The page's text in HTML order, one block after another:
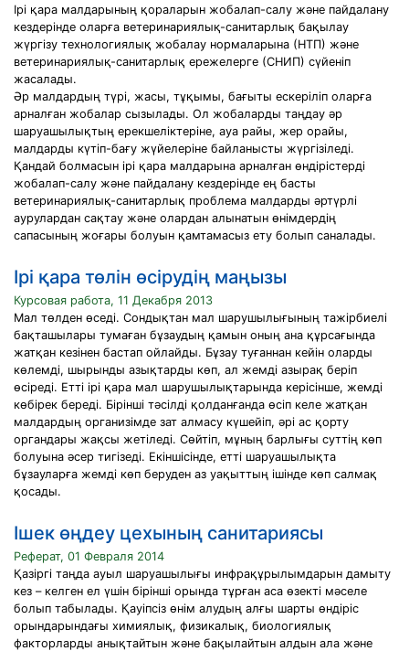
Ірі қара малдарының қораларын жобалап-салу және пайдалану
кездерінде оларға ветеринариялық-санитарлық бақылау
жүргізу технологиялық жобалау нормаларына (НТП) және
ветеринариялық-санитарлық ережелерге (СНИП) сүйеніп
жасалады.
Әр малдардың түрі, жасы, тұқымы, бағыты ескеріліп оларға
арналған жобалар сызылады. Ол жобаларды таңдау әр
шаруашылықтың ерекшеліктеріне, ауа райы, жер орайы,
малдарды күтіп-бағу жүйелеріне байланысты жүргізіледі.
Қандай болмасын ірі қара малдарына арналған өндірістерді
жобалап-салу және пайдалану кездерінде ең басты
ветеринариялық-санитарлық проблема малдарды әртүрлі
аурулардан сақтау және олардан алынатын өнімдердің
сапасының жоғары болуын қамтамасыз ету болып саналады.
Ірі қара төлін өсірудің маңызы
Курсовая работа, 11 Декабря 2013
Мал төлден өседі. Сондықтан мал шарушылығының тажірбиелі
бақташылары тумаған бұзаудың қамын оның ана құрсағында
жатқан кезінен бастап ойлайды. Бұзау туғаннан кейін оларды
көлемді, шырынды азықтарды көп, ал жемді азырақ беріп
өсіреді. Етті ірі қара мал шарушылықтарында керісінше, жемді
көбірек береді. Бірінші тәсілді қолданғанда өсіп келе жатқан
малдардың организімде зат алмасу күшейіп, әрі ас қорту
органдары жақсы жетіледі. Сөйтіп, мұның барлығы суттің көп
болуына әсер тигізеді. Екіншісінде, етті шаруашылықта
бұзауларға жемді көп беруден аз уақыттың ішінде көп салмақ
қосады.
Ішек өңдеу цехының санитариясы
Реферат, 01 Февраля 2014
Қазіргі таңда ауыл шаруашылығы инфрақұрылымдарын дамыту
кез – келген ел үшін бірінші орында тұрған аса өзекті мәселе
болып табылады. Қауіпсіз өнім алудың алғы шарты өндіріс
орындарындағы химиялық, физикалық, биологиялық
факторларды анықтайтын және бақылайтын алдын ала және